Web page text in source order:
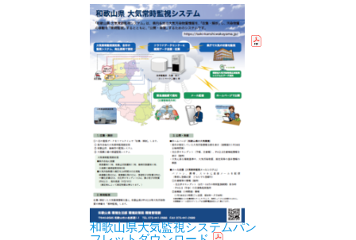
和歌山県大気監視システムパン